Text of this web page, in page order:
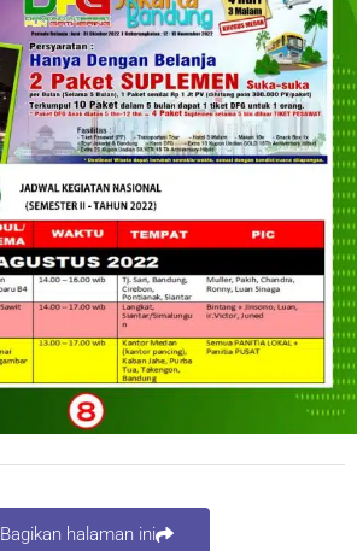
Bagikan halaman ini